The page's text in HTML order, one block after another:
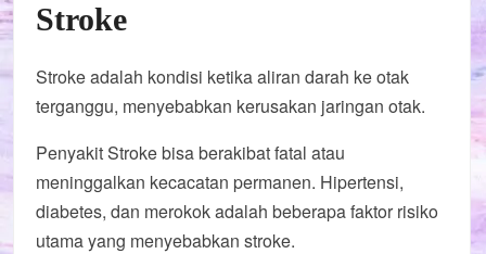
Stroke
Stroke adalah kondisi ketika aliran darah ke otak
terganggu, menyebabkan kerusakan jaringan otak.
Penyakit Stroke bisa berakibat fatal atau
meninggalkan kecacatan permanen. Hipertensi,
diabetes, dan merokok adalah beberapa faktor risiko
utama yang menyebabkan stroke.